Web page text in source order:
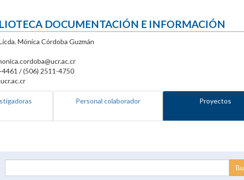
DOCUMENTACIÓN E INFORMACIÓN
Mónica Córdoba Guzmán
4461 / (506) 2511-4750
Personal colaborador Proyectos